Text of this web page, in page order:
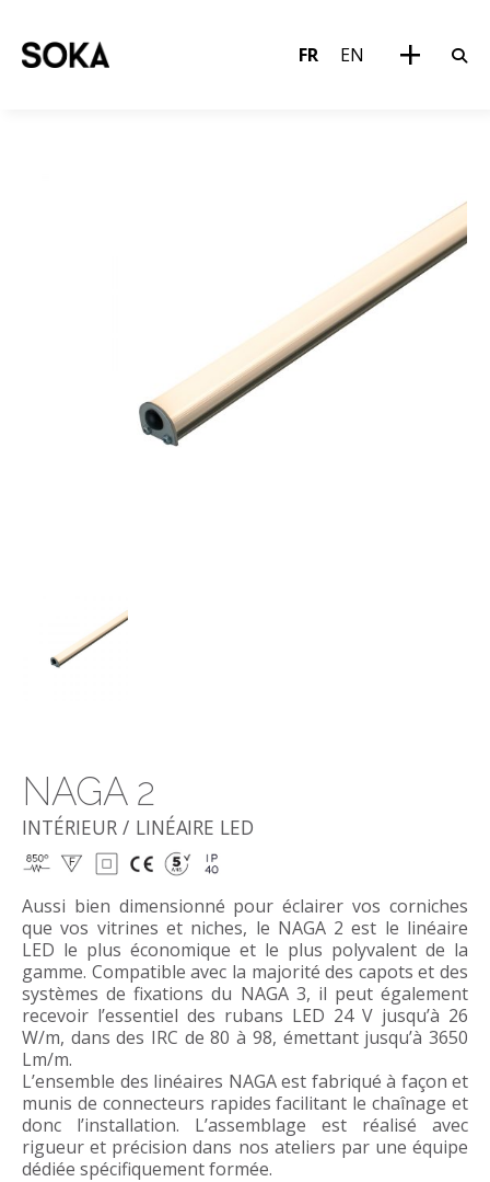
FR EN
NAGA 2
INTÉRIEUR / LINÉAIRE LED
Aussi bien dimensionné pour éclairer vos corniches
que vos vitrines et niches, le NAGA 2 est le linéaire
LED le plus économique et le plus polyvalent de la
gamme. Compatible avec la majorité des capots et des
systèmes de fixations du NAGA 3, il peut également
recevoir l’essentiel des rubans LED 24 V jusqu’à 26
W/m, dans des IRC de 80 à 98, émettant jusqu’à 3650
Lm/m.
L’ensemble des linéaires NAGA est fabriqué à façon et
munis de connecteurs rapides facilitant le chaînage et
donc l’installation. L’assemblage est réalisé avec
rigueur et précision dans nos ateliers par une équipe
dédiée spécifiquement formée.